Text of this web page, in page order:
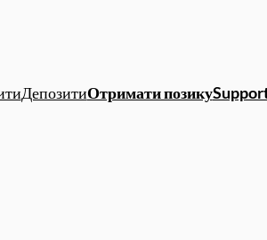
ДепозитиОтримати позику